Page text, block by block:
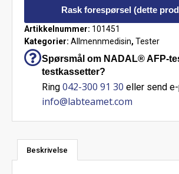
Rask forespørsel (dette
Artikkelnummer: 101451
Kategorier: Allmennmedisin, Tester
Spørsmål om NADAL® AFP-
testkassetter?
Ring 042-300 91 30 eller send
info@labteamet.com
Beskrivelse